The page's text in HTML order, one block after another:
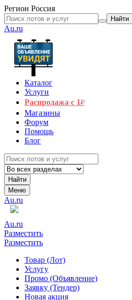
Регион Россия
Найти
Au.ru
Каталог
Услуги
Распродажа с 1₽
Магазины
Форум
Помощь
Блог
Найти
Меню
Au.ru
Au.ru
Разместить
Разместить
Товар (Лот)
Услугу
Промо (Объявление)
Заявку (Тендер)
Новая акция